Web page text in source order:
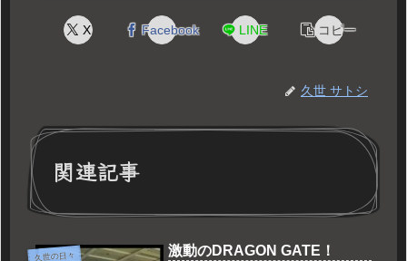
X Facebook LINE コピー
久世 サトシ
関連記事
久世の日々 激動のDRAGON GATE！